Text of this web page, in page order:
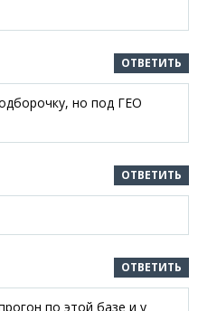
ОТВЕТИТЬ
но под ГЕО
ОТВЕТИТЬ
ОТВЕТИТЬ
по этой базе и у